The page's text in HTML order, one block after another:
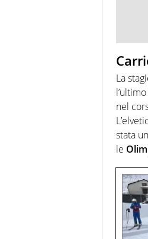
La
nel
stata
le